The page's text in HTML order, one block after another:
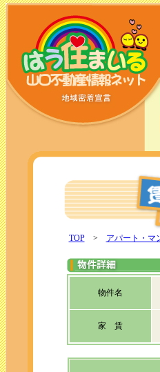
TOP> アパート・マ
物件名
家 賃